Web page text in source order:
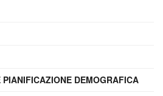
DEMOGRAFICA